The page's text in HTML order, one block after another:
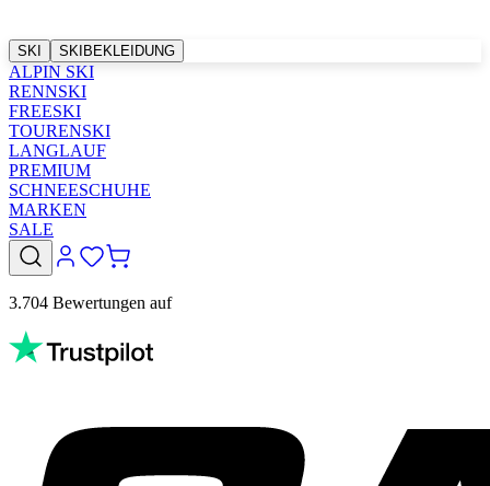
SKI SKIBEKLEIDUNG
ALPIN SKI
RENNSKI
FREESKI
TOURENSKI
LANGLAUF
PREMIUM
SCHNEESCHUHE
MARKEN
SALE
3.704 Bewertungen auf